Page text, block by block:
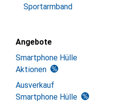
Sportarmband
Angebote
Smartphone Hülle
Aktionen
Ausverkauf
Smartphone Hülle